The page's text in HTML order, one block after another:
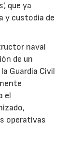
que ya
y custodia de
naval
de un
Guardia Civil
el
operativas